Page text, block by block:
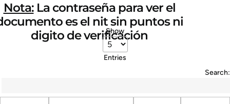
Nota:La contraseña para ver el
es el nit sin puntos ni
digito de verificación
Show
Entries
Search: